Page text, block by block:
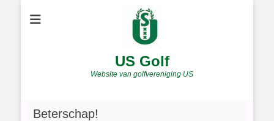
US Golf
Website van golfvereniging US
Beterschap!